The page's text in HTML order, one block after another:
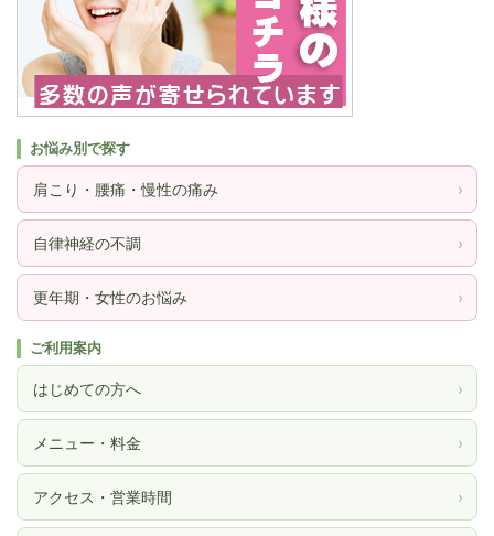
お悩み別で探す
肩こり・腰痛・慢性の痛み ›
自律神経の不調 ›
更年期・女性のお悩み ›
ご利用案内
はじめての方へ ›
メニュー・料金 ›
アクセス・営業時間 ›